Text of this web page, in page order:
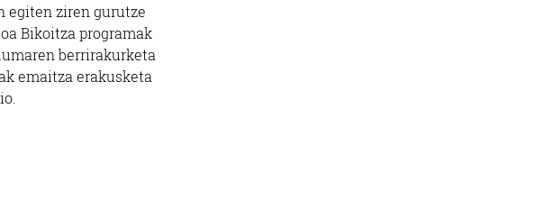
egiten ziren gurutze
Bikoitza programak
berrirakurketa
emaitza erakusketa